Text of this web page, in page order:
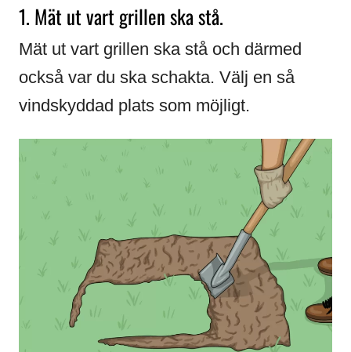
1. Mät ut vart grillen ska stå.
Mät ut vart grillen ska stå och därmed
också var du ska schakta. Välj en så
vindskyddad plats som möjligt.